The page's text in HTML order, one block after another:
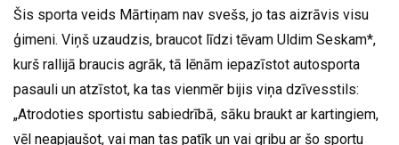
Šis sporta veids Mārtiņam nav svešs, jo tas aizrāvis visu
ģimeni. Viņš uzaudzis, braucot līdzi tēvam Uldim Seskam*,
kurš rallijā braucis agrāk, tā lēnām iepazīstot autosporta
pasauli un atzīstot, ka tas vienmēr bijis viņa dzīvesstils:
„Atrodoties sportistu sabiedrībā, sāku braukt ar kartingiem,
vēl neapjaušot, vai man tas patīk un vai gribu ar šo sportu